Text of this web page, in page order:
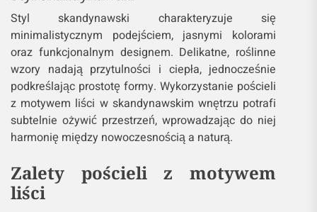
Styl skandynawski charakteryzuje się
minimalistycznym podejściem, jasnymi kolorami
oraz funkcjonalnym designem. Delikatne, roślinne
wzory nadają przytulności i ciepła, jednocześnie
podkreślając prostotę formy. Wykorzystanie pościeli
z motywem liści w skandynawskim wnętrzu potrafi
subtelnie ożywić przestrzeń, wprowadzając do niej
harmonię między nowoczesnością a naturą.
Zalety pościeli z motywem
liści